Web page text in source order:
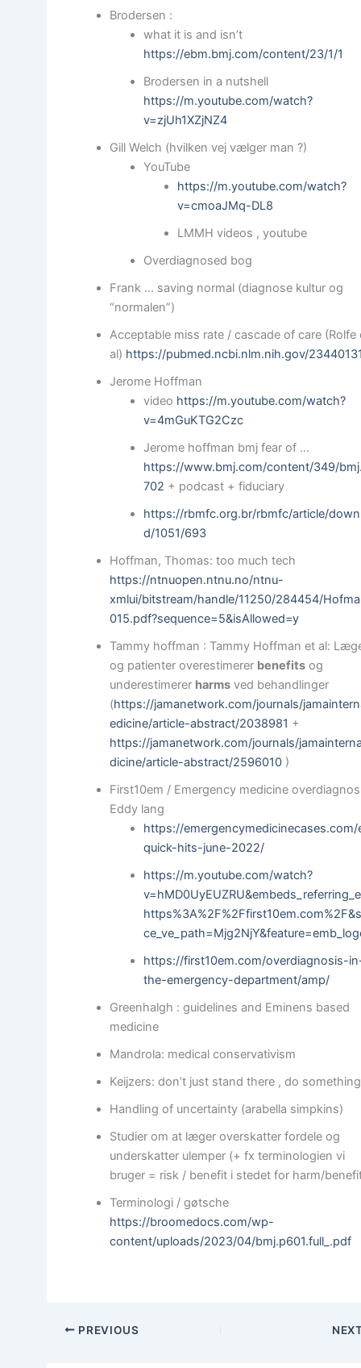
Brodersen :
what it is and isn’t
https://ebm.bmj.com/content/23/1/1
Brodersen in a nutshell
https://m.youtube.com/watch?
v=zjUh1XZjNZ4
Gill Welch (hvilken vej vælger man ?)
YouTube
https://m.youtube.com/watch?
v=cmoaJMq-DL8
LMMH videos , youtube
Overdiagnosed bog
Frank … saving normal (diagnose kultur og
“normalen”)
Acceptable miss rate / cascade of care (Rolfe
al) https://pubmed.ncbi.nlm.nih.gov/
Jerome Hoffman
video https://m.youtube.com/watch?
v=4mGuKTG2Czc
Jerome hoffman bmj fear of …
https://www.bmj.com/content/349/
702 + podcast + fiduciary
https://rbmfc.org.br/rbmfc/article/
d/1051/693
Hoffman, Thomas: too much tech
https://ntnuopen.ntnu.no/ntnu-
xmlui/bitstream/handle/11250/284454/
015.pdf?sequence=5&isAllowed=y
Tammy hoffman : Tammy Hoffman et al:
og patienter overestimerer benefits og
underestimerer harms ved behandlinger
(https://jamanetwork.com/journals/
edicine/article-abstract/2038981 +
https://jamanetwork.com/journals/
dicine/article-abstract/2596010 )
First10em / Emergency medicine
Eddy lang
https://
quick-hits-june-2022/
https://m.youtube.com/watch?
https://first10em.com/overdiagnosis-
the-emergency-department/amp/
Greenhalgh : guidelines and Eminens based
medicine
Mandrola: medical conservativism
Keijzers: don’t just stand there , do something
Handling of uncertainty (arabella simpkins)
Studier om at læger overskatter fordele og
underskatter ulemper (+ fx terminologien vi
bruger = risk / benefit i stedet for harm/
Terminologi / gøtsche
https://broomedocs.com/wp-
content/uploads/2023/04/bmj.p601.full_.pdf
PREVIOUS